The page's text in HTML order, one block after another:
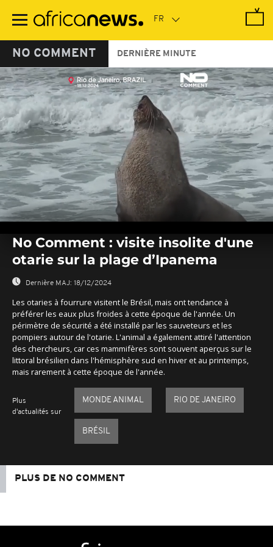
contenu
NO COMMENT DERNIÈRE MINUTE
seconds
seconds
No Comment : visite insolite d'une
otarie sur la plage d’Ipanema
Dernière MAJ: 18/12/2024
Les otaries à fourrure visitent le Brésil, mais ont tendance à
préférer les eaux plus froides à cette époque de l'année. Un
périmètre de sécurité a été installé par les sauveteurs et les
pompiers autour de l'otarie. L'animal a également attiré l'attention
des chercheurs, car ces mammifères sont souvent aperçus sur le
littoral brésilien dans l'hémisphère sud en hiver et au printemps,
mais rarement à cette époque de l'année.
Plus
d'actualités sur
MONDE ANIMAL RIO DE JANEIRO
BRÉSIL
PLUS DE NO COMMENT